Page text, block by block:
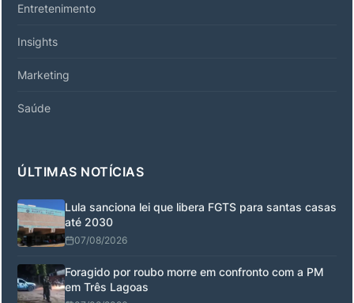
Entretenimento
Insights
Marketing
Saúde
ÚLTIMAS NOTÍCIAS
Lula sanciona lei que libera FGTS para santas casas
até 2030
07/08/2026
Foragido por roubo morre em confronto com a PM
em Três Lagoas